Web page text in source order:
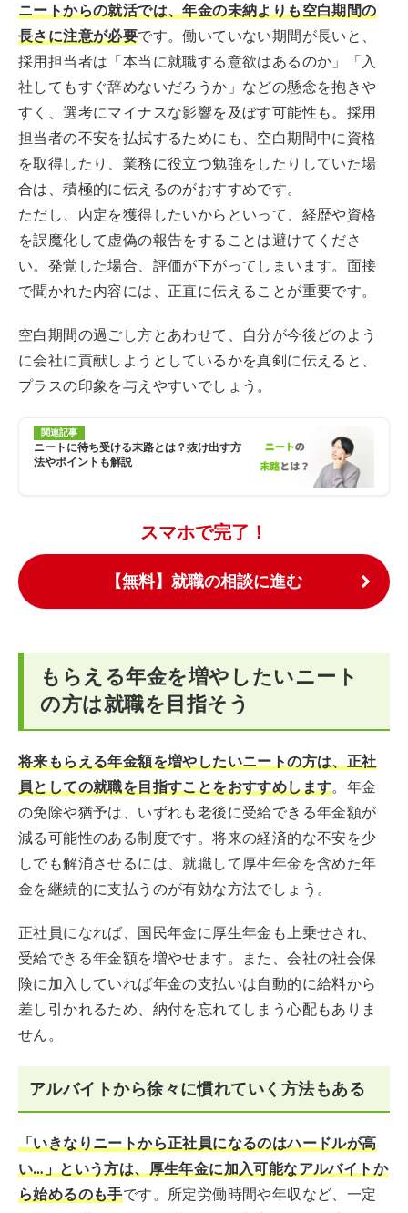
ニートからの就活では、年金の未納よりも空白期間の
長さに注意が必要です。働いていない期間が長いと、
採用担当者は「本当に就職する意欲はあるのか」「入
社してもすぐ辞めないだろうか」などの懸念を抱きや
すく、選考にマイナスな影響を及ぼす可能性も。採用
担当者の不安を払拭するためにも、空白期間中に資格
を取得したり、業務に役立つ勉強をしたりしていた場
合は、積極的に伝えるのがおすすめです。
ただし、内定を獲得したいからといって、経歴や資格
を誤魔化して虚偽の報告をすることは避けてくださ
い。発覚した場合、評価が下がってしまいます。面接
で聞かれた内容には、正直に伝えることが重要です。
空白期間の過ごし方とあわせて、自分が今後どのよう
に会社に貢献しようとしているかを真剣に伝えると、
プラスの印象を与えやすいでしょう。
関連記事
ニートに待ち受ける末路とは？抜け出す方
法やポイントも解説
スマホで完了！
【無料】就職の相談に進む
もらえる年金を増やしたいニート
の方は就職を目指そう
将来もらえる年金額を増やしたいニートの方は、正社
員としての就職を目指すことをおすすめします。年金
の免除や猶予は、いずれも老後に受給できる年金額が
減る可能性のある制度です。将来の経済的な不安を少
しでも解消させるには、就職して厚生年金を含めた年
金を継続的に支払うのが有効な方法でしょう。
正社員になれば、国民年金に厚生年金も上乗せされ、
受給できる年金額を増やせます。また、会社の社会保
険に加入していれば年金の支払いは自動的に給料から
差し引かれるため、納付を忘れてしまう心配もありま
せん。
アルバイトから徐々に慣れていく方法もある
「いきなりニートから正社員になるのはハードルが高
い…」という方は、厚生年金に加入可能なアルバイトか
ら始めるのも手です。所定労働時間や年収など、一定